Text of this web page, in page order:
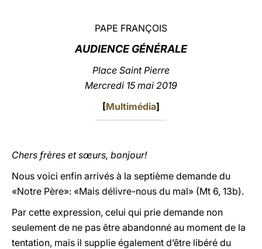
PAPE FRANÇOIS
AUDIENCE GÉNÉRALE
Place Saint Pierre
Mercredi 15 mai 2019
[Multimédia]
Chers frères et sœurs, bonjour!
Nous voici enfin arrivés à la septième demande du
«Notre Père»: «Mais délivre-nous du mal» (Mt 6, 13b).
Par cette expression, celui qui prie demande non
seulement de ne pas être abandonné au moment de la
tentation, mais il supplie également d’être libéré du